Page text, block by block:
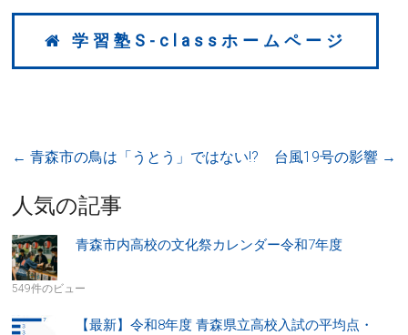
学習塾S-classホームページ
← 青森市の鳥は「うとう」ではない!? 台風19号の影響 →
人気の記事
青森市内高校の文化祭カレンダー令和7年度
549件のビュー
【最新】令和8年度 青森県立高校入試の平均点・